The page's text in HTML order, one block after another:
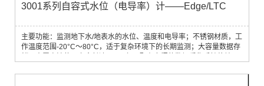
3001系列自容式水位（电导率）计——Edge/LTC
主要功能：监测地下水/地表水的水位、温度和电导率；不锈钢材质，工
作温度范围-20°C～80°C，适于复杂环境下的长期监测；大容量数据存